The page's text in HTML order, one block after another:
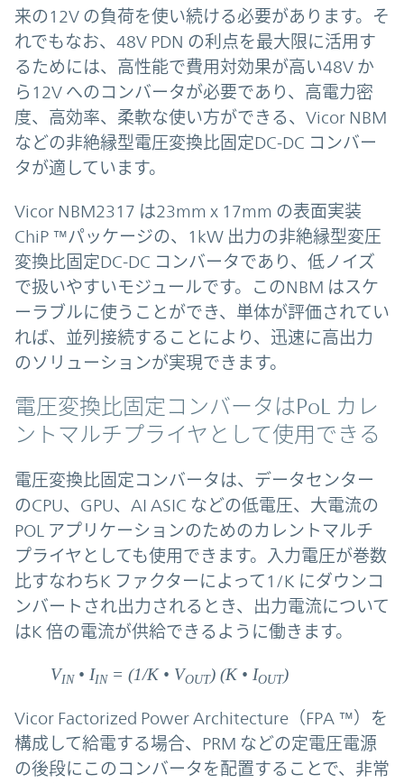
来の12V の負荷を使い続ける必要があります。そ
れでもなお、48V PDN の利点を最大限に活用す
るためには、高性能で費用対効果が高い48V か
ら12V へのコンバータが必要であり、高電力密
度、高効率、柔軟な使い方ができる、Vicor NBM
などの非絶縁型電圧変換比固定DC-DC コンバー
タが適しています。
Vicor NBM2317 は23mm x 17mm の表面実装
ChiP ™パッケージの、1kW 出力の非絶縁型変圧
変換比固定DC-DC コンバータであり、低ノイズ
で扱いやすいモジュールです。このNBM はスケ
ーラブルに使うことができ、単体が評価されてい
れば、並列接続することにより、迅速に高出力
のソリューションが実現できます。
電圧変換比固定コンバータはPoL カレ
ントマルチプライヤとして使用できる
電圧変換比固定コンバータは、データセンター
のCPU、GPU、AI ASIC などの低電圧、大電流の
POL アプリケーションのためのカレントマルチ
プライヤとしても使用できます。入力電圧が巻数
比すなわちK ファクターによって1/K にダウンコ
ンバートされ出力されるとき、出力電流について
はK 倍の電流が供給できるように働きます。
VIN• IIN= (1/K • VOUT) (K • IOUT)
Vicor Factorized Power Architecture（FPA ™）を
構成して給電する場合、PRM などの定電圧電源
の後段にこのコンバータを配置することで、非常